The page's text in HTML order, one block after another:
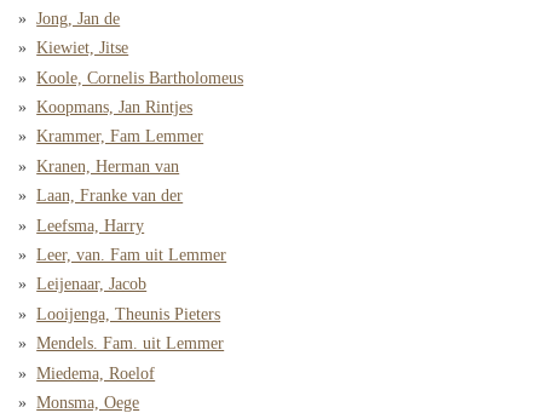
Jong, Jan de
Kiewiet, Jitse
Koole, Cornelis Bartholomeus
Koopmans, Jan Rintjes
Krammer, Fam Lemmer
Kranen, Herman van
Laan, Franke van der
Leefsma, Harry
Leer, van. Fam uit Lemmer
Leijenaar, Jacob
Looijenga, Theunis Pieters
Mendels. Fam. uit Lemmer
Miedema, Roelof
Monsma, Oege